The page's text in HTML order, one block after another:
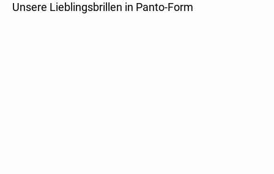
Unsere Lieblingsbrillen in Panto-Form